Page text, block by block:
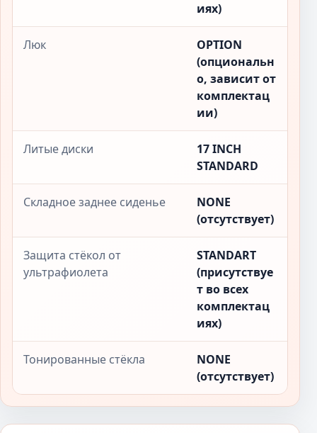
иях)
Люк
OPTION
(опциональн
о, зависит от
комплектац
ии)
Литые диски
17 INCH
STANDARD
Складное заднее сиденье
NONE
(отсутствует)
Защита стёкол от
ультрафиолета
STANDART
(присутствуе
т во всех
комплектац
иях)
Тонированные стёкла
NONE
(отсутствует)